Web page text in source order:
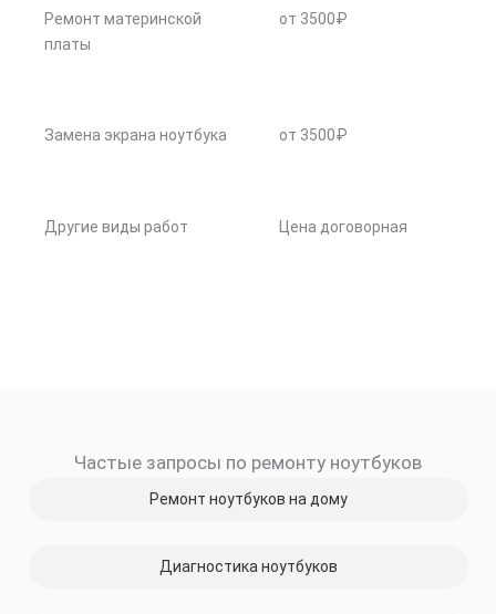
Ремонт материнской
платы
от 3500₽
Замена экрана ноутбука от 3500₽
Другие виды работ Цена договорная
Частые запросы по ремонту ноутбуков
Ремонт ноутбуков на дому
Диагностика ноутбуков